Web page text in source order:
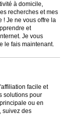
à domicile,
recherches et mes
! Je ne vous offre la
et
Je vous
le fais maintenant.
facile et
solutions pour
ou en
suivez des